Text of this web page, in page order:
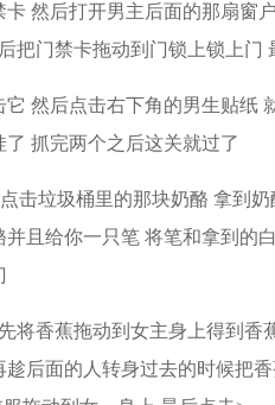
然后打开男主后面的那扇窗
把门禁卡拖动到门锁上锁上门
然后点击右下角的男生贴纸
抓完两个之后这关就过了
击垃圾桶里的那块奶酪 拿到
且给你一只笔 将笔和拿到的
将香蕉拖动到女主身上得到香
后面的人转身过去的时候把